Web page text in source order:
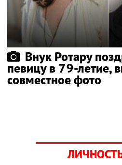
Внук Ротару
певицу в 79-летие,
совместное фото